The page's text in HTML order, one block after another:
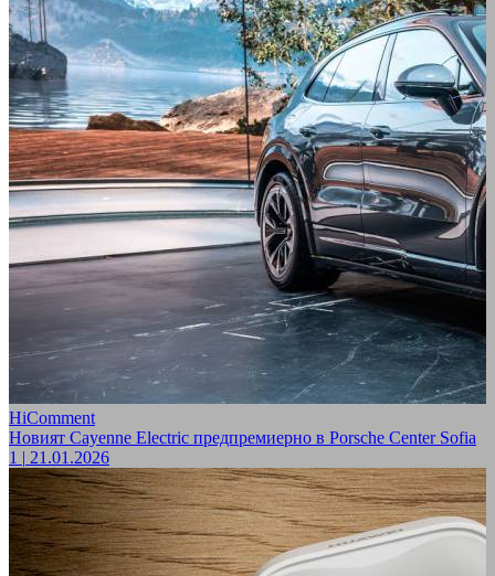
HiComment
Новият Cayenne Electric предпремиерно в Porsche Center Sofia
1 | 21.01.2026